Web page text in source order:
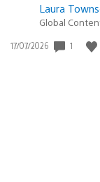
Laura
Global
Fecha
17/07/2026 1